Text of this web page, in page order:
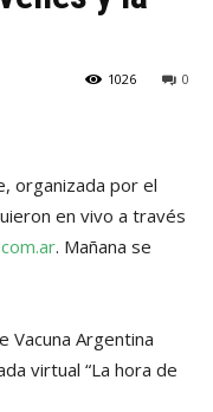
0
1026
organizada por el
en vivo a través
. Mañana se
Vacuna Argentina
virtual “La hora de